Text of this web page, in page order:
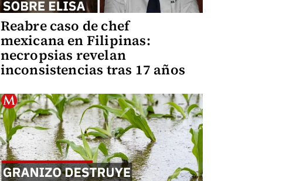
Reabre caso de chef
mexicana en Filipinas:
necropsias revelan
inconsistencias tras 17 años